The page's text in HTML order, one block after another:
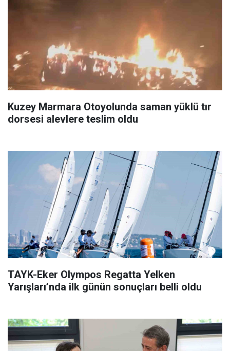
Kuzey Marmara Otoyolunda saman yüklü tır
dorsesi alevlere teslim oldu
TAYK-Eker Olympos Regatta Yelken
Yarışları’nda ilk günün sonuçları belli oldu